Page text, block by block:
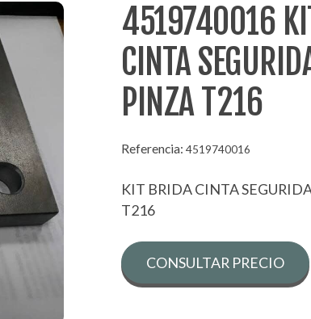
4519740016
CINTA
PINZA T216
Referencia:4519740016
KIT BRIDA CINTA
T216
CONSULTAR PRECIO